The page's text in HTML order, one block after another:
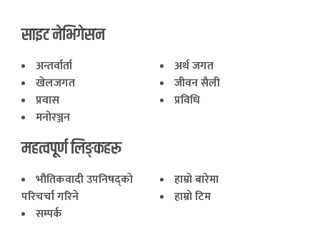
साइट नेभिगेसन
अन्तर्वार्ता
अर्थ जगत
खेलजगत
जीवन सैली
प्रवास
प्रविधि
मनोरञ्जन
महत्वपूर्ण लिङ्कहरू
भाैतिकवादी उपनिषद्काे
परिचर्चा गरिने
हाम्राे बारेमा
हाम्राे टिम
सम्पर्क